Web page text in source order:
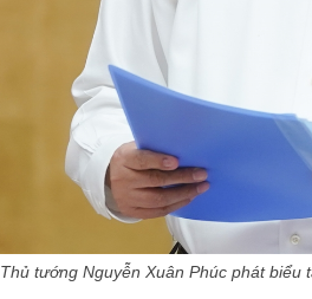
Thủ tướng Nguyễn Xuân Phúc phát biểu